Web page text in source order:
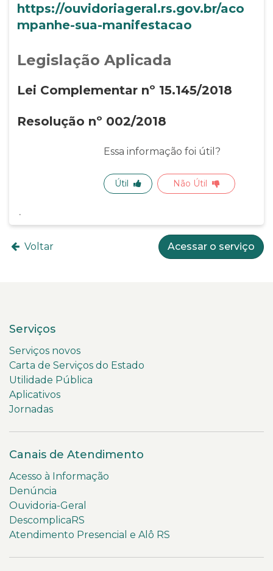
https://ouvidoriageral.rs.gov.br/aco
mpanhe-sua-manifestacao
Legislação Aplicada
Lei Complementar nº 15.145/2018
Resolução nº 002/2018
Essa informação foi útil?
Útil Não Útil
Voltar Acessar o serviço
Serviços
Serviços novos
Carta de Serviços do Estado
Utilidade Pública
Aplicativos
Jornadas
Canais de Atendimento
Acesso à Informação
Denúncia
Ouvidoria-Geral
DescomplicaRS
Atendimento Presencial e Alô RS